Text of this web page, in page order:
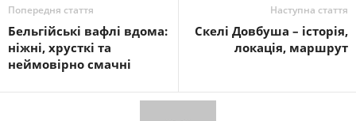
Попередня стаття
Бельгійські вафлі вдома:
ніжні, хрусткі та
неймовірно смачні
Наступна стаття
Скелі Довбуша – історія,
локація, маршрут